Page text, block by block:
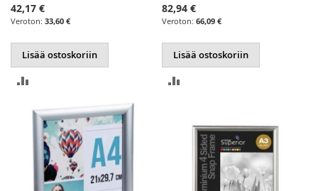
42,17 €
33,60 €
Lisää ostoskoriin
82,94 €
66,09 €
Lisää ostoskoriin